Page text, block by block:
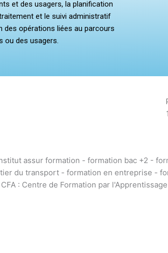
et des usagers, la planification
et le suivi administratif
des opérations liées au parcours
ou des usagers.